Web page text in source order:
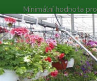
Minimální hodnota
můžete čekat
Poradna Kontakty